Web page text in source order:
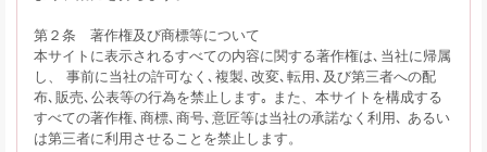
第２条 著作権及び商標等について
本サイトに表示されるすべての内容に関する著作権は､当社に帰属
し、 事前に当社の許可なく､複製､改変､転用､及び第三者への配
布､販売､公表等の行為を禁止します｡ また、本サイトを構成する
すべての著作権､商標､商号､意匠等は当社の承諾なく利用､ あるい
は第三者に利用させることを禁止します。